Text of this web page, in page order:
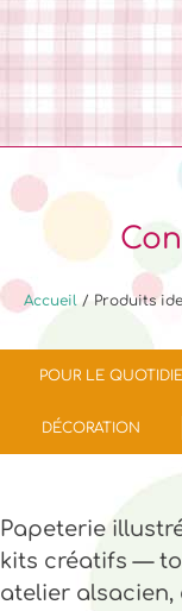
Accueil / Produits
POUR LE
DÉCORATION
Papeterie
kits créatifs —
atelier alsacien,